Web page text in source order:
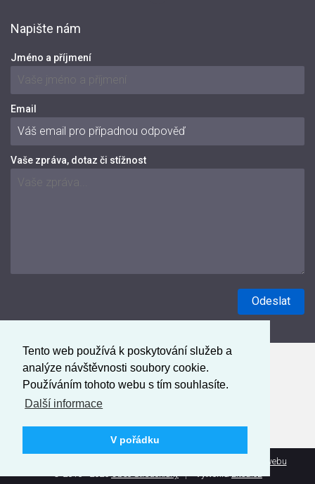
Tento web používá k poskytování služeb a
analýze návštěvnosti soubory cookie.
Používáním tohoto webu s tím souhlasíte.
Další informace
V pořádku
Napište nám
Jméno a příjmení
Email
Vaše zpráva, dotaz či stížnost
Administrace webu